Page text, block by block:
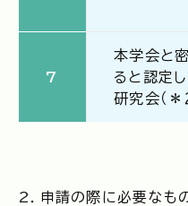
7
本学会と
ると認定
研究会（＊
2．申請の際に必要なも